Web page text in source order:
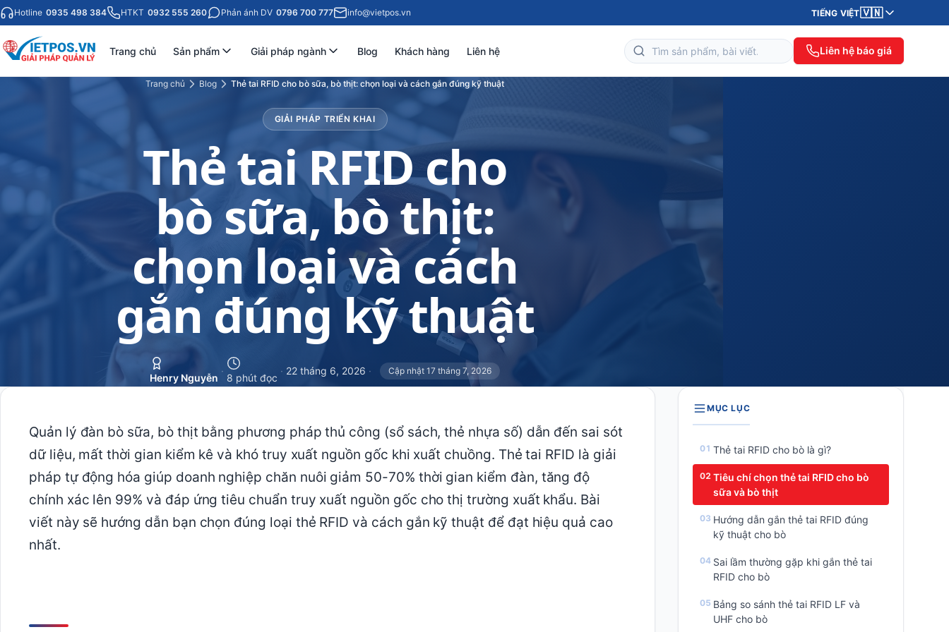
Hotline 0935 498 384 HTKT 0932 555 260 Phản ánh DV 0796 700 777 info@vietpos.vn TIẾNG VIỆT🇻🇳
Trang chủ Sản phẩm Giải pháp ngành Blog Khách hàng Liên hệ Liên hệ báo giá
Trang chủ Blog Thẻ tai RFID cho bò sữa, bò thịt: chọn loại và cách gắn đúng kỹ thuật
GIẢI PHÁP TRIỂN KHAI
Thẻ tai RFID cho
bò sữa, bò thịt:
chọn loại và cách
gắn đúng kỹ thuật
Henry Nguyễn
·
8 phút đọc
· 22 tháng 6, 2026 · Cập nhật 17 tháng 7, 2026
Quản lý đàn bò sữa, bò thịt bằng phương pháp thủ công (sổ sách, thẻ nhựa số) dẫn đến sai sót
dữ liệu, mất thời gian kiểm kê và khó truy xuất nguồn gốc khi xuất chuồng. Thẻ tai RFID là giải
pháp tự động hóa giúp doanh nghiệp chăn nuôi giảm 50-70% thời gian kiểm đàn, tăng độ
chính xác lên 99% và đáp ứng tiêu chuẩn truy xuất nguồn gốc cho thị trường xuất khẩu. Bài
viết này sẽ hướng dẫn bạn chọn đúng loại thẻ RFID và cách gắn kỹ thuật để đạt hiệu quả cao
nhất.
MỤC LỤC
Thẻ tai RFID cho bò là gì?
Tiêu chí chọn thẻ tai RFID cho bò
sữa và bò thịt
Hướng dẫn gắn thẻ tai RFID đúng
kỹ thuật cho bò
Sai lầm thường gặp khi gắn thẻ tai
RFID cho bò
Bảng so sánh thẻ tai RFID LF và
UHF cho bò